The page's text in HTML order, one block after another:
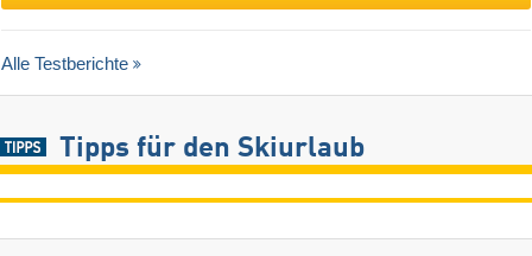
Alle Testberichte
Tipps für den Skiurlaub